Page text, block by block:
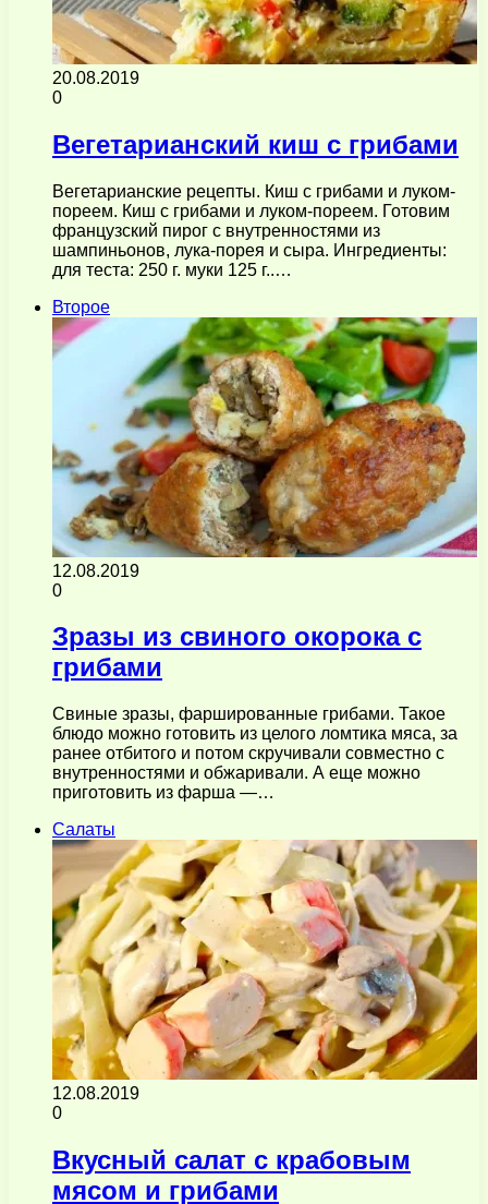
20.08.2019
0
Вегетарианский киш с грибами
Вегетарианские рецепты. Киш с грибами и луком-
пореем. Киш с грибами и луком-пореем. Готовим
французский пирог с внутренностями из
шампиньонов, лука-порея и сыра. Ингредиенты:
для теста: 250 г. муки 125 г..…
Второе
12.08.2019
0
Зразы из свиного окорока с
грибами
Свиные зразы, фаршированные грибами. Такое
блюдо можно готовить из целого ломтика мяса, за
ранее отбитого и потом скручивали совместно с
внутренностями и обжаривали. А еще можно
приготовить из фарша —…
Салаты
12.08.2019
0
Вкусный салат с крабовым
мясом и грибами